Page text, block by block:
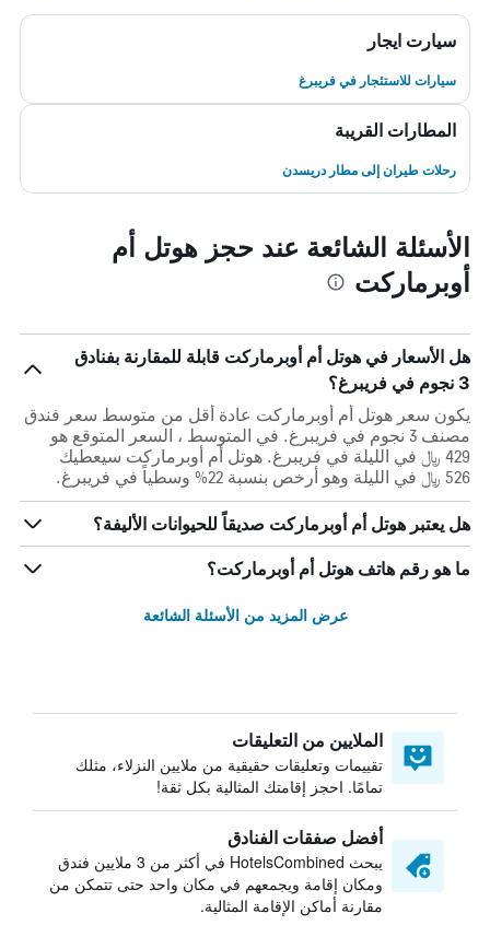
سيارت ايجار
سيارات للاستئجار في فريبرغ
المطارات القريبة
رحلات طيران إلى مطار دريسدن
الأسئلة الشائعة عند حجز هوتل أم
أوبرماركت
هل الأسعار في هوتل أم أوبرماركت قابلة للمقارنة بفنادق
3 نجوم في فريبرغ؟
يكون سعر هوتل أم أوبرماركت عادة أقل من متوسط ​​سعر فندق
مصنف 3 نجوم في فريبرغ. في المتوسط ، السعر المتوقع هو
429 ﷼ في الليلة في فريبرغ. هوتل أم أوبرماركت سيعطيك
526 ﷼ في الليلة وهو أرخص بنسبة 22% وسطياً في فريبرغ.
هل يعتبر هوتل أم أوبرماركت صديقاً للحيوانات الأليفة؟
ما هو رقم هاتف هوتل أم أوبرماركت؟
عرض المزيد من الأسئلة الشائعة
الملايين من التعليقات
تقييمات وتعليقات حقيقية من ملايين النزلاء، مثلك
تمامًا. احجز إقامتك المثالية بكل ثقة!
أفضل صفقات الفنادق
يبحث HotelsCombined في أكثر من 3 ملايين فندق
ومكان إقامة ويجمعهم في مكان واحد حتى تتمكن من
مقارنة أماكن الإقامة المثالية.